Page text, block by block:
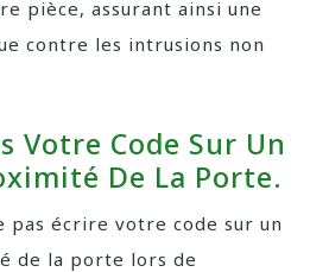
pièce, assurant ainsi une
contre les intrusions non
Votre Code Sur Un
De La Porte.
pas écrire votre code sur un
de la porte lors de